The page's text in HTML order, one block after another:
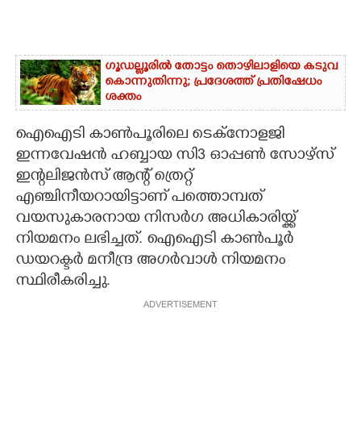
ഗൂഡല്ലൂരിൽ തോട്ടം തൊഴിലാളിയെ കടുവ
കൊന്നുതിന്നു; പ്രദേശത്ത് പ്രതിഷേധം
ശക്തം
ഐഐടി കാൺപൂരിലെ ടെക്നോളജി
ഇന്നവേഷൻ ഹബ്ബായ സി3 ഓപ്പൺ സോഴ്സ്
ഇന്റലിജൻസ് ആന്റ് ത്രെറ്റ്
എഞ്ചിനീയറായിട്ടാണ് പത്തൊമ്പത്
വയസുകാരനായ നിസർഗ അധികാരിയ്ക്ക്
നിയമനം ലഭിച്ചത്. ഐഐടി കാണ്‍പൂര്‍
ഡയറക്ടർ മനീന്ദ്ര അഗര്‍വാള്‍ നിയമനം
സ്ഥിരീകരിച്ചു.
ADVERTISEMENT